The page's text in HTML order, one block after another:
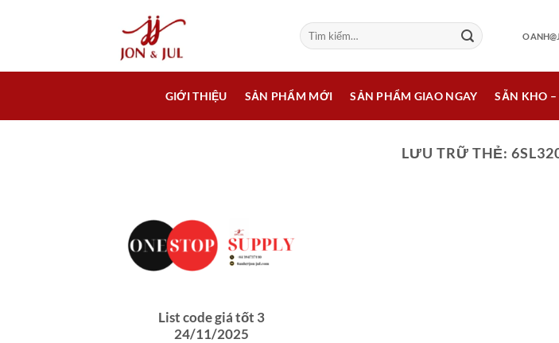
dung
Tìm
kiếm:
GIỚI THIỆU SẢN PHẨM MỚI SẢN PHẨM GIAO NGAY SẴN KHO –
LƯU TRỮ THẺ:
List code giá tốt 3
24/11/2025